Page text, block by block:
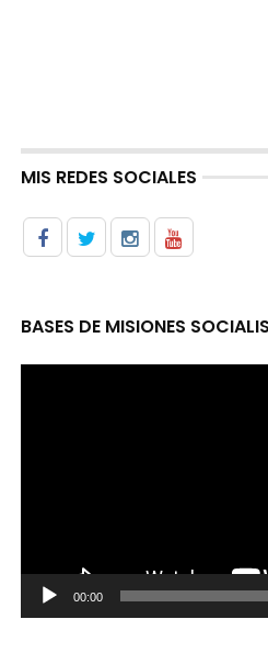
MIS REDES SOCIALES
BASES DE MISIONES
00:00